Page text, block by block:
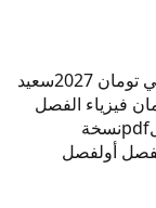
2027
سعيد
فيزياء الفصل
pdfنسخة
أولفصل